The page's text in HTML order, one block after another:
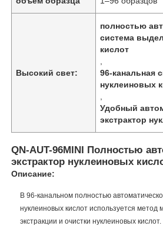
Высокий свет:
полностью
система
кислот
96-канальная
нуклеиновых
Удобный
экстрактор
QN-AUT-96MINI Полностью
экстрактор нуклеиновых
Описание:
В 96-канальном полностью
нуклеиновых кислот используется метод
экстракции и очистки нуклеиновых